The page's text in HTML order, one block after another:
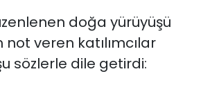
doğa yürüyüşü
veren katılımcılar
sözlerle dile getirdi: